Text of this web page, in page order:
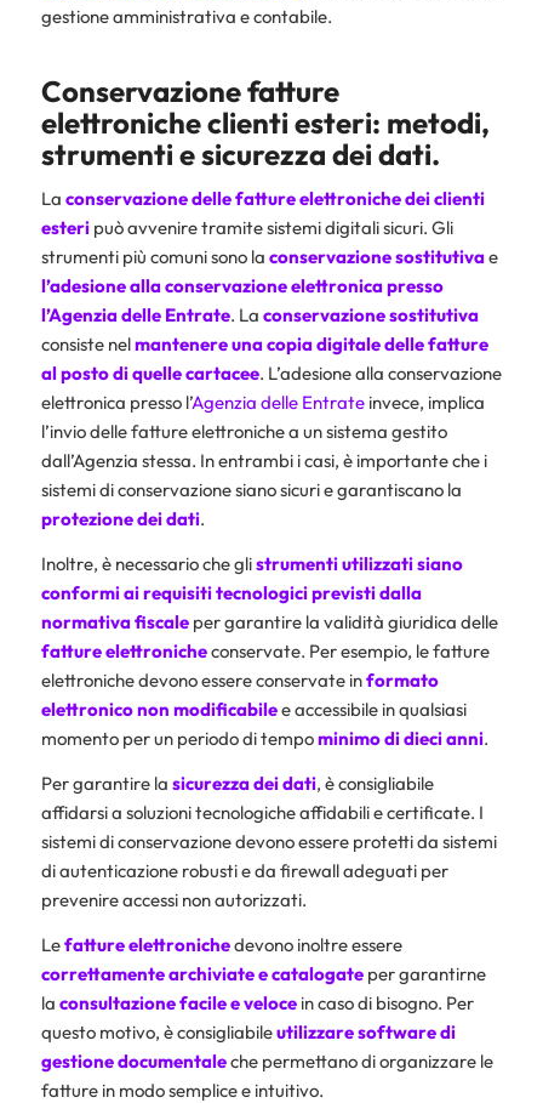
gestione amministrativa e contabile.
Conservazione fatture
elettroniche clienti esteri: metodi,
strumenti e sicurezza dei dati.
La conservazione delle fatture elettroniche dei clienti
esteripuò avvenire tramite sistemi digitali sicuri. Gli
strumenti più comuni sono la conservazione sostitutivae
l’adesione alla conservazione elettronica presso
l’Agenzia delle Entrate. La conservazionesostitutiva
consiste nelmantenere una copia digitale delle fatture
al posto di quelle cartacee. L’adesione alla conservazione
elettronica presso l’Agenzia delle Entrateinvece, implica
l’invio delle fatture elettroniche a un sistema gestito
dall’Agenzia stessa. In entrambi i casi, è importante che i
sistemi di conservazione siano sicuri e garantiscano la
protezione dei dati.
Inoltre, è necessario che glistrumenti utilizzati siano
conformi ai requisiti tecnologici previsti dalla
normativa fiscaleper garantire la validità giuridica delle
fattureelettronicheconservate. Per esempio, le fatture
elettroniche devono essere conservate informato
elettronico non modificabilee accessibile in qualsiasi
momento per un periodo di tempominimo di dieci anni.
Per garantire la sicurezza dei dati, è consigliabile
affidarsi a soluzioni tecnologiche affidabili e certificate. I
sistemi di conservazione devono essere protetti da sistemi
di autenticazione robusti e da firewall adeguati per
prevenire accessi non autorizzati.
Lefattureelettronichedevono inoltre essere
correttamente archiviate e catalogateper garantirne
la consultazione facile e velocein caso di bisogno. Per
questo motivo, è consigliabileutilizzare software di
gestione documentaleche permettano di organizzare le
fatture in modo semplice e intuitivo.